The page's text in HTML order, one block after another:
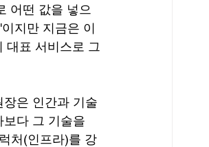
어떤 값을 넣으
지만 지금은 이
대표 서비스로 그
은 인간과 기술
다 그 기술을
처(인프라)를 강